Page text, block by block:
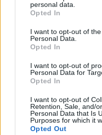
grant or deny consent to
use your data for below
consent section.
personal data.
Opted In
I want to opt-out of
Personal Data.
Opted In
I want to opt-out of
Personal Data for
Opted In
I want to opt-out of
Retention, Sale, and/
Personal Data that Is
Purposes for which it
Opted Out
ΕΛΛΑΔΑ
26/07/2025 - 22:08